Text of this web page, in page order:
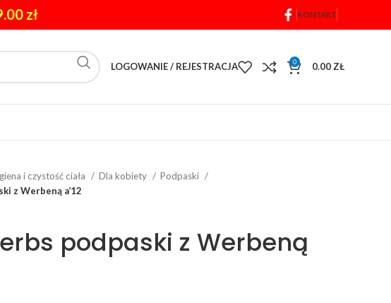
zł KONTAKT
LOGOWANIE / REJESTRACJA 0 0.00 ZŁ
i czystość ciała Dla kobiety
Podpaski
z Werbeną a’12
podpaski z Werbeną